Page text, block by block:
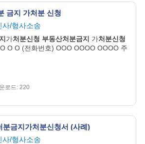
금지 가처분 신청
사/형사소송
가처분신청 부동산처분금지 가처분신청
O O (전화번호) OOO OOOO OOOO 주
로드: 220
분금지가처분신청서 (사례)
사/형사소송